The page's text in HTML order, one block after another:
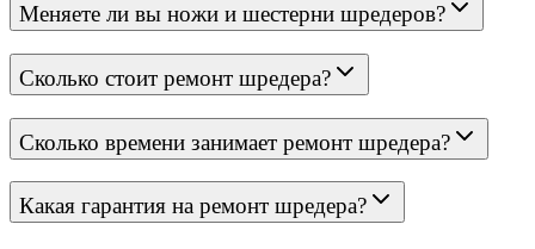
Меняете ли вы ножи и шестерни шредеров?
Сколько стоит ремонт шредера?
Сколько времени занимает ремонт шредера?
Какая гарантия на ремонт шредера?